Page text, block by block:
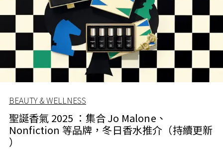
BEAUTY & WELLNESS
聖誕香氣 2025 ：集合 Jo Malone、
Nonfiction 等品牌，冬日香水推介（持續更新
）